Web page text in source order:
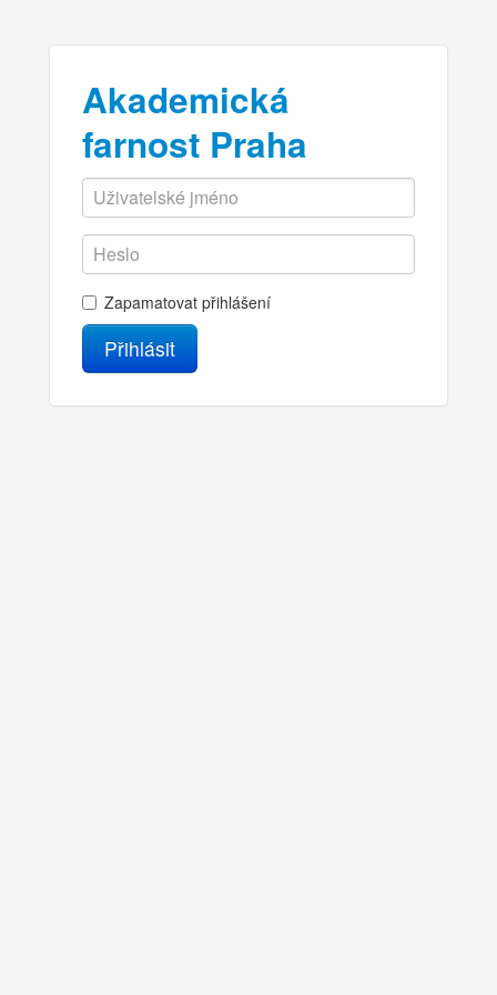
Akademická
farnost Praha
Zapamatovat přihlášení
Přihlásit